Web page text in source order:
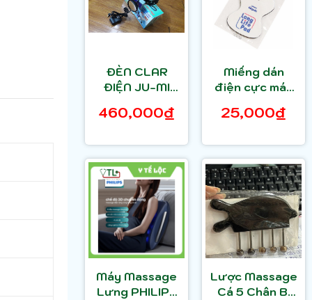
ĐÈN CLAR
ĐIỆN JU-MI
CẮM ĐIỆN
460,000₫
Miếng dán
điện cực máy
Omron HV-
HV-F013
25,000₫
Máy Massage
Lưng PHILIPS
Lược Massage
Cá 5 Chân Bi